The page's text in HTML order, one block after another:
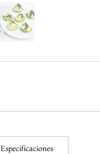
Especificaciones